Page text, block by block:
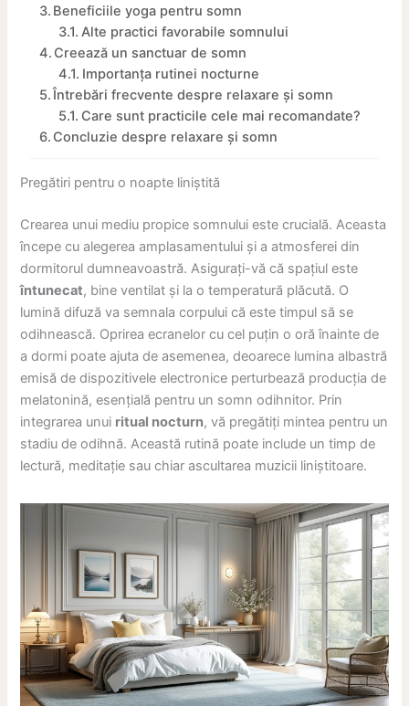
Beneficiile yoga pentru somn
Alte practici favorabile somnului
Creează un sanctuar de somn
Importanța rutinei nocturne
Întrebări frecvente despre relaxare și somn
Care sunt practicile cele mai recomandate?
Concluzie despre relaxare și somn
Pregătiri pentru o noapte liniștită
Crearea unui mediu propice somnului este crucială. Aceasta
începe cu alegerea amplasamentului și a atmosferei din
dormitorul dumneavoastră. Asigurați-vă că spațiul este
întunecat, bine ventilat și la o temperatură plăcută. O
lumină difuză va semnala corpului că este timpul să se
odihnească. Oprirea ecranelor cu cel puțin o oră înainte de
a dormi poate ajuta de asemenea, deoarece lumina albastră
emisă de dispozitivele electronice perturbează producția de
melatonină, esențială pentru un somn odihnitor. Prin
integrarea unui ritual nocturn, vă pregătiți mintea pentru un
stadiu de odihnă. Această rutină poate include un timp de
lectură, meditație sau chiar ascultarea muzicii liniștitoare.